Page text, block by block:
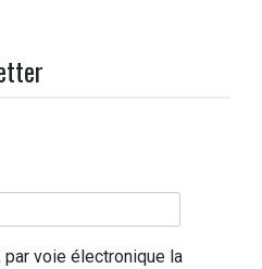
voie électronique la